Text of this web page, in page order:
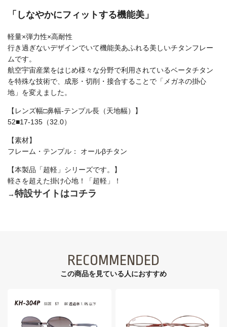
「しなやかにフィットする機能美」
軽量×弾力性×高耐性
行き過ぎないデザインでいて機能美あふれる美しいチタンフレー
ムです。
航空宇宙産業をはじめ様々な分野で利用されているベータチタン
を特殊な技術で、成形・切削・接合することで「メガネの掛心
地」を変えました。
【レンズ幅□鼻幅-テンプル長（天地幅）】
52■17-135（32.0）
【素材】
フレーム・テンプル： オールβチタン
【本製品「超軽」シリーズです。】
軽さを超えた掛け心地！「超軽」！
→特設サイトはコチラ
RECOMMENDED
この商品を見ている⼈におすすめ